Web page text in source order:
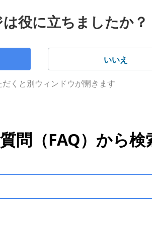
役に立ちましたか？
いいえ
くと別ウィンドウが開きます
問（FAQ）から検